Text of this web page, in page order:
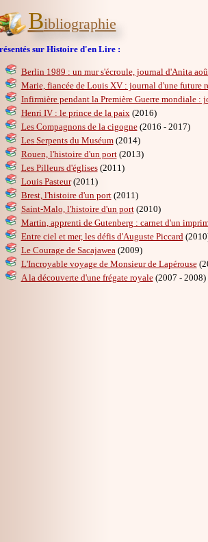
Bibliographie
sur Histoire d'en Lire :
Berlin 1989 : un mur s'écroule, journal d'Anita
Marie, fiancée de Louis XV : journal d'une future
Infirmière pendant la Première Guerre mondiale :
Henri IV : le prince de la paix(2016)
Les Compagnons de la cigogne(2016 - 2017)
Les Serpents du Muséum(2014)
Rouen, l'histoire d'un port(2013)
Les Pilleurs d'églises(2011)
Louis Pasteur(2011)
Brest, l'histoire d'un port(2011)
Saint-Malo, l'histoire d'un port(2010)
Martin, apprenti de Gutenberg : carnet d'un
Entre ciel et mer, les défis d'Auguste Piccard
Le Courage de Sacajawea(2009)
L'Incroyable voyage de Monsieur de Lapérouse
A la découverte d'une frégate royale(2007 - 2008)